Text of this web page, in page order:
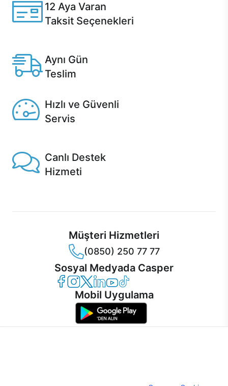
12 Aya Varan
Taksit Seçenekleri
Aynı Gün
Teslim
Hızlı ve Güvenli
Servis
Canlı Destek
Hizmeti
Müşteri Hizmetleri
(0850) 250 77 77
Sosyal Medyada Casper
Casper Facebook
Casper Instagram
Casper Twitter
Casper LinkedIn
Casper YouTube
Casper TikTok
Mobil Uygulama